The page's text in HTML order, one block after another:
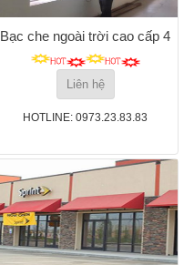
Bạc che ngoài trời cao cấp 4
Liên hệ
HOTLINE: 0973.23.83.83